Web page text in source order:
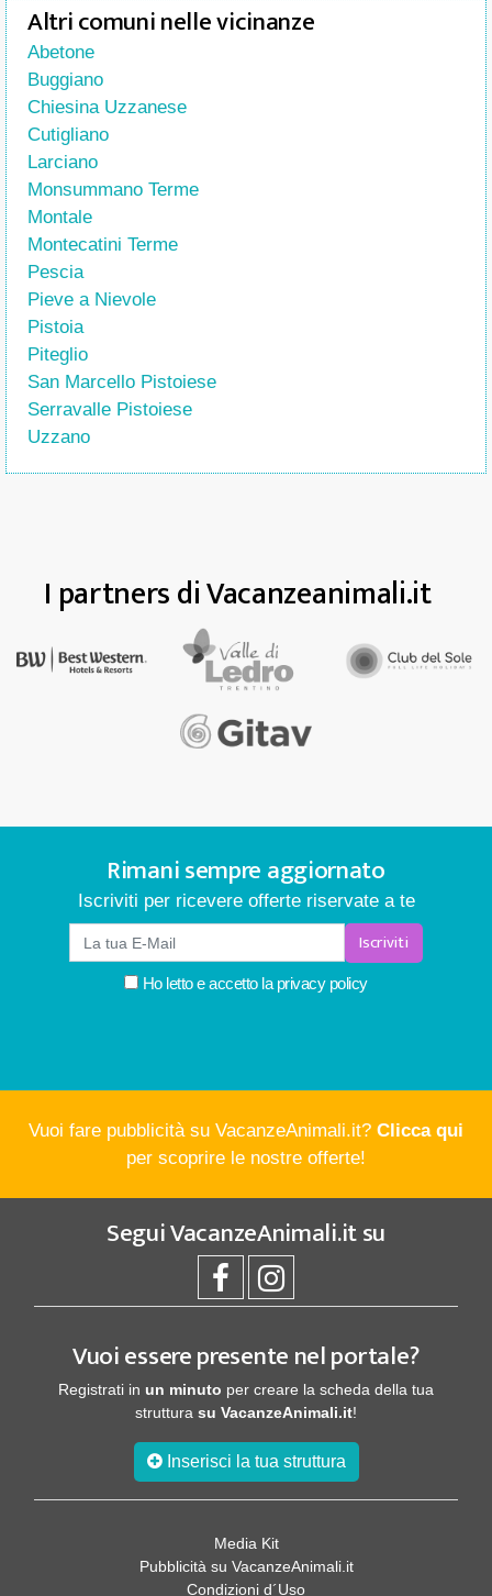
Altri comuni nelle vicinanze
Abetone
Buggiano
Chiesina Uzzanese
Cutigliano
Larciano
Monsummano Terme
Montale
Montecatini Terme
Pescia
Pieve a Nievole
Pistoia
Piteglio
San Marcello Pistoiese
Serravalle Pistoiese
Uzzano
I partners di Vacanzeanimali.it
Rimani sempre aggiornato
Iscriviti per ricevere offerte riservate a te
Iscriviti
Ho letto e accetto laprivacy policy
Vuoi fare pubblicità su VacanzeAnimali.it? Clicca qui
per scoprire le nostre offerte!
SeguiVacanzeAnimali.itsu
Vuoi essere presente nel portale?
Registrati in un minuto per creare la scheda della tua
struttura su VacanzeAnimali.it!
Inserisci la tua struttura
Media Kit
Pubblicità su VacanzeAnimali.it
Condizioni d´Uso